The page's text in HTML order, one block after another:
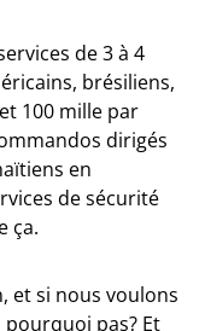
de 3 à 4
brésiliens,
100 mille par
dirigés
en
de sécurité
ça.
et si nous voulons
pas? Et